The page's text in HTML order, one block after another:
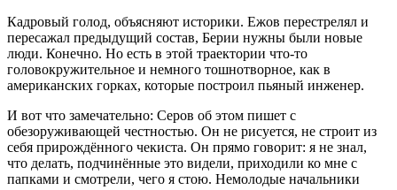
Кадровый голод, объясняют историки. Ежов перестрелял и
пересажал предыдущий состав, Берии нужны были новые
люди. Конечно. Но есть в этой траектории что-то
головокружительное и немного тошнотворное, как в
американских горках, которые построил пьяный инженер.
И вот что замечательно: Серов об этом пишет с
обезоруживающей честностью. Он не рисуется, не строит из
себя прирождённого чекиста. Он прямо говорит: я не знал,
что делать, подчинённые это видели, приходили ко мне с
папками и смотрели, чего я стою. Немолодые начальники